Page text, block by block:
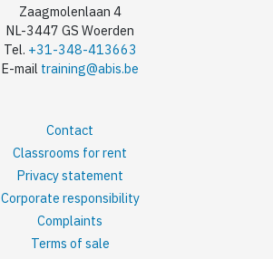
Zaagmolenlaan 4
NL-3447 GS Woerden
Tel. +31-348-413663
E-mail training@abis.be
Contact
Classrooms for rent
Privacy statement
Corporate responsibility
Complaints
Terms of sale